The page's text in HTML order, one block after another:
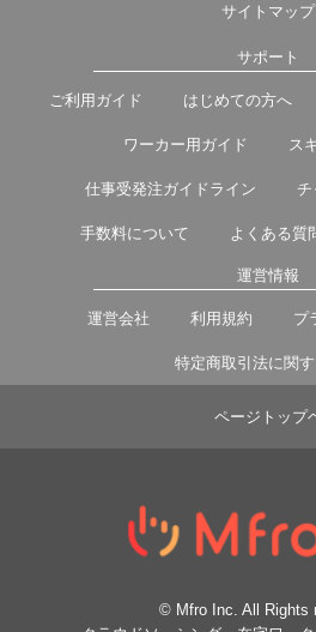
サイトマップ
サポート
ご利用ガイド はじめての方へ
ワーカー用ガイド ス
仕事受発注ガイドライン チ
手数料について よくある質
運営情報
運営会社 利用規約 プ
特定商取引法に関
ページトップ
© Mfro Inc. All Rights